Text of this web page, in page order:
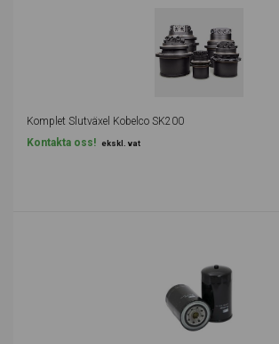
Komplet Slutväxel Kobelco SK200
Kontakta oss! ekskl. vat